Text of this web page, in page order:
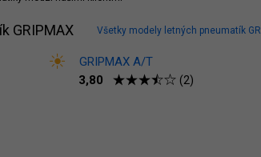
GRIPMAX Všetky modely letných pneumatík
GRIPMAX A/T
3,80
(2)